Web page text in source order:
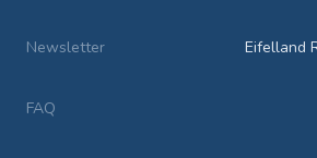
Newsletter
FAQ
Eifelland